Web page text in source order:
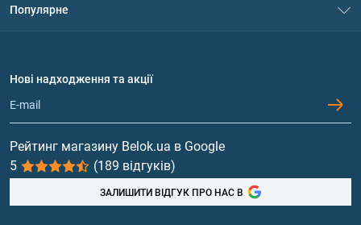
Політика конфіденційності
Обмін та повернення
Популярне
Протеїн
Гейнери
Вітаміни та мінерали
Риб'ячий жир, жирні кислоти
Нові надходження та акції
Рейтинг магазину Belok.ua в Google
5
(189 відгуків)
ЗАЛИШИТИ ВІДГУК ПРО НАС В